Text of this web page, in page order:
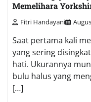
Memelihara
Fitri Handayani
Saat pertama kali
yang sering
hati. Ukurannya
bulu halus yang
[…]